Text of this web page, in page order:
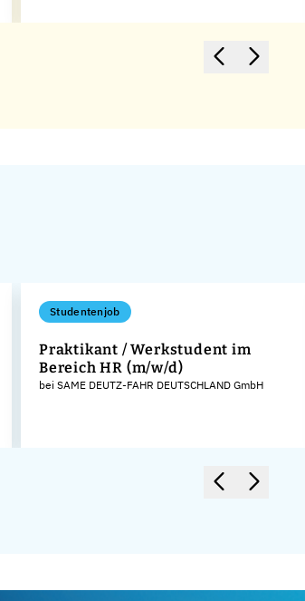
Studentenjob
Praktikant / Werkstudent im
Bereich HR (m/w/d)
bei SAME DEUTZ-FAHR DEUTSCHLAND GmbH